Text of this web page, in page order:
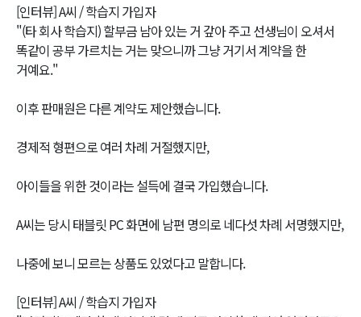
[인터뷰] A씨 / 학습지 가입자
"(타 회사 학습지) 할부금 남아 있는 거 갚아 주고 선생님이 오셔서
똑같이 공부 가르치는 거는 맞으니까 그냥 거기서 계약을 한
거예요."
이후 판매원은 다른 계약도 제안했습니다.
경제적 형편으로 여러 차례 거절했지만,
아이들을 위한 것이라는 설득에 결국 가입했습니다.
A씨는 당시 태블릿 PC 화면에 남편 명의로 네다섯 차례 서명했지만,
나중에 보니 모르는 상품도 있었다고 말합니다.
[인터뷰] A씨 / 학습지 가입자